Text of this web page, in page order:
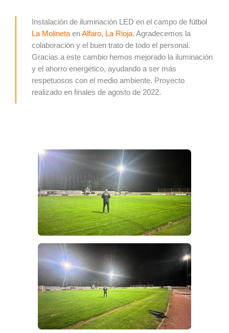
Instalación de iluminación LED en el campo de fútbol
La Molineta enAlfaro, La Rioja. Agradecemos la
colaboración y el buen trato de todo el personal.
Gracias a este cambio hemos mejorado la iluminación
y el ahorro energético, ayudando a ser más
respetuosos con el medio ambiente. Proyecto
realizado en finales de agosto de 2022.